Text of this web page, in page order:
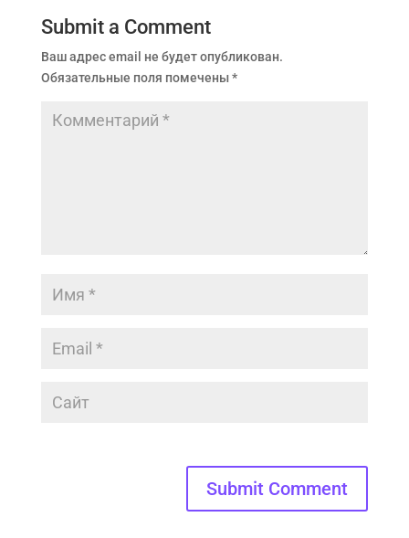
Submit a Comment
Ваш адрес email не будет опубликован.
Обязательные поля помечены*
Submit Comment